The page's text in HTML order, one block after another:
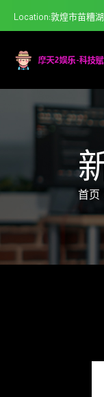
Location:敦煌市苗糟
首页